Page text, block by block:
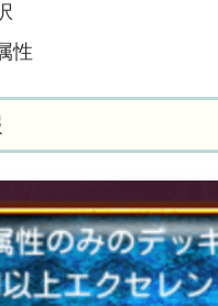
性